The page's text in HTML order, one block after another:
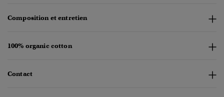
Composition et entretien
100% organic cotton
Contact